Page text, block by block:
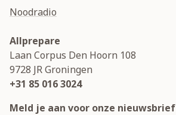
Noodradio
Allprepare
Laan Corpus Den Hoorn 108
9728 JRGroningen
+31 85 016 3024
Meld je aan voor onze nieuwsbrief